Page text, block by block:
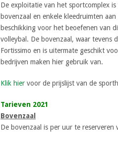
De exploitatie van het sportcomplex
bovenzaal en enkele kleedruimten
beschikking voor het beoefenen van
volleybal. De bovenzaal, waar tevens
Fortissimo en is uitermate geschikt
bedrijven maken hier gebruik van.
Klik hier voor de prijslijst van de
Tarieven 2021
Bovenzaal
De bovenzaal is per uur te reserveren